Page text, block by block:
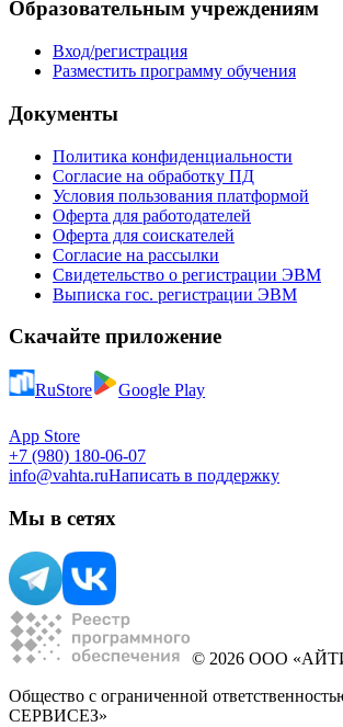
Образовательным учреждениям
Вход/регистрация
Разместить программу обучения
Документы
Политика конфиденциальности
Согласие на обработку ПД
Условия пользования платформой
Оферта для работодателей
Оферта для соискателей
Согласие на рассылки
Свидетельство о регистрации ЭВМ
Выписка гос. регистрации ЭВМ
Скачайте приложение
RuStore Google Play
App Store
+7 (980) 180-06-07
info@vahta.ruНаписать в поддержку
Мы в сетях
© 2026 ООО
Общество с ограниченной
СЕРВИСЕЗ»